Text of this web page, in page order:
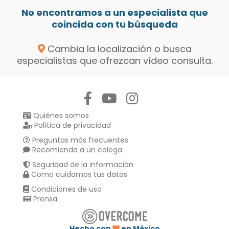
No encontramos a un especialista que
coincida con tu búsqueda
Cambia la localización o busca
especialistas que ofrezcan vídeo consulta.
Quiénes somos
Política de privacidad
Preguntas más frecuentes
Recomienda a un colega
Seguridad de la información
Como cuidamos tus datos
Condiciones de uso
Prensa